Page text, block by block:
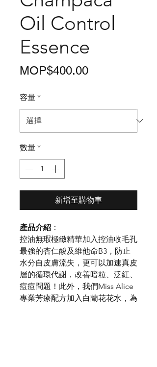
Oil Control
Essence
MOP$400.00價
容量 *
數量 *
新增至購物車
產品介紹 ：
控油無瑕極緻精華加入控油收毛孔
最強的杏仁酸及維他命B3，防止
水分自皮膚流失，更可以加速真皮
層的循環代謝，改善暗粒、泛紅、
痘痘問題！此外，我們Miss Alice
專業芳療配方加入白蘭花花水，為